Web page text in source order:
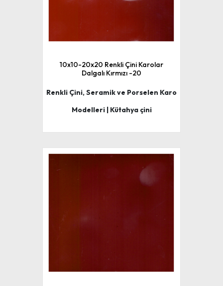
10x10-20x20 Renkli Çini Karolar
Dalgalı Kırmızı -20
Renkli Çini, Seramik ve Porselen Karo
Modelleri | Kütahya çini